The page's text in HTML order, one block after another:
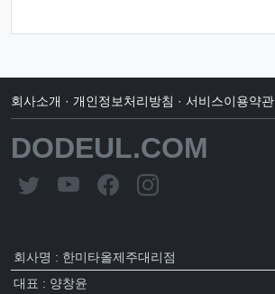
회사소개 · 개인정보처리방침 · 서비스이용약관
DODEUL.COM
회사명 : 한미타올제주대리점
대표 : 양창윤